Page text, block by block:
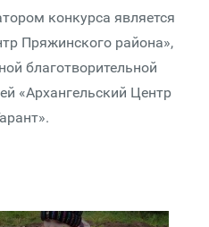
конкурса является
Пряжинского района»,
благотворительной
«Архангельский Центр